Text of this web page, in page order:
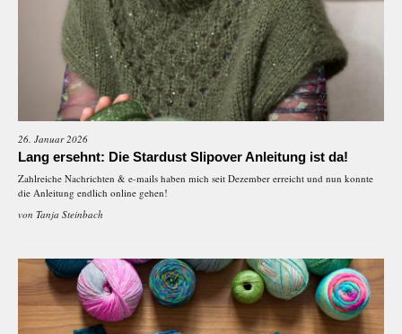
26. Januar 2026
Lang ersehnt: Die Stardust Slipover Anleitung ist da!
Zahlreiche Nachrichten & e-mails haben mich seit Dezember erreicht und nun konnte
die Anleitung endlich online gehen!
von Tanja Steinbach